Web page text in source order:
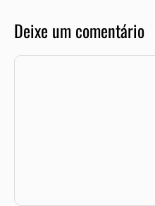
Deixe um comentário
Comentário